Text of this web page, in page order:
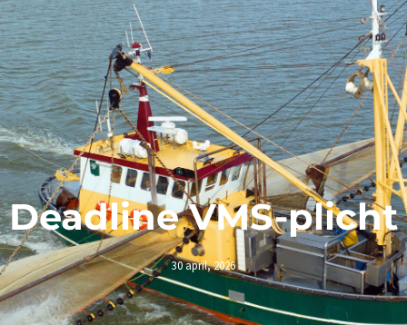
Deadline VMS-plicht
30 april, 2026